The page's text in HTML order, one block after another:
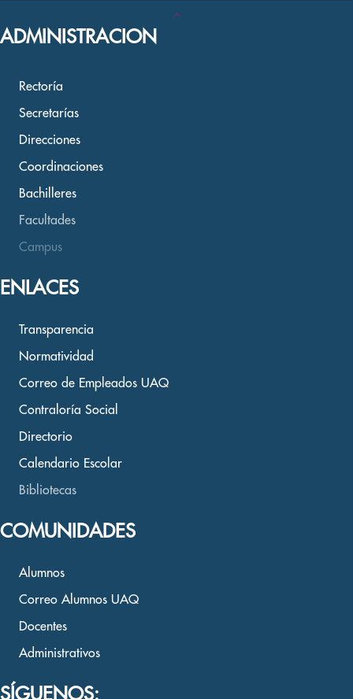
ADMINISTRACION
Rectoría
Secretarías
Direcciones
Coordinaciones
Bachilleres
Facultades
Campus
ENLACES
Transparencia
Normatividad
Correo de Empleados UAQ
Contraloría Social
Directorio
Calendario Escolar
Bibliotecas
COMUNIDADES
Alumnos
Correo Alumnos UAQ
Docentes
Administrativos
SÍGUENOS: